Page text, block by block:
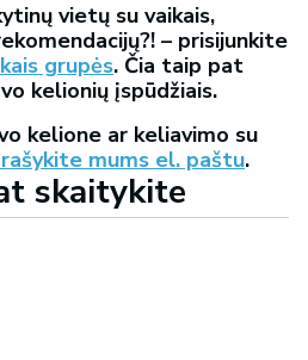
vietų su vaikais,
– prisijunkite
grupės. Čia taip pat
kelionių įspūdžiais.
kelione ar keliavimo su
mums el. paštu.
skaitykite